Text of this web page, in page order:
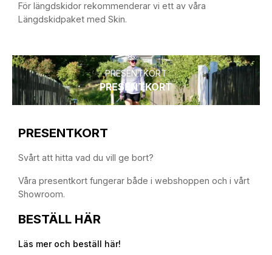
För längdskidor rekommenderar vi ett av våra
Längdskidpaket med Skin.
PRESENTKORT
PRESENTKORT
PRESENTKORT
Svårt att hitta vad du vill ge bort?
Våra presentkort fungerar både i webshoppen och i vårt
Showroom.
BESTÄLL HÄR
Läs mer och beställ här!